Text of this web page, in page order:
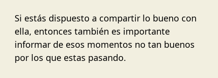
Si estás dispuesto a compartir lo bueno con
ella, entonces también es importante
informar de esos momentos no tan buenos
por los que estas pasando.